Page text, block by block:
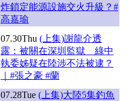
炸鎖定能源設施交火升級？#
高嘉瑜
07.30Thu (上集)謝龍介透
露：被關在深圳監獄 綠中
執委姊疑在陸涉不法被逮？
｜#張之豪 #蘭
07.28Tue (上集)大陸5集釣魚